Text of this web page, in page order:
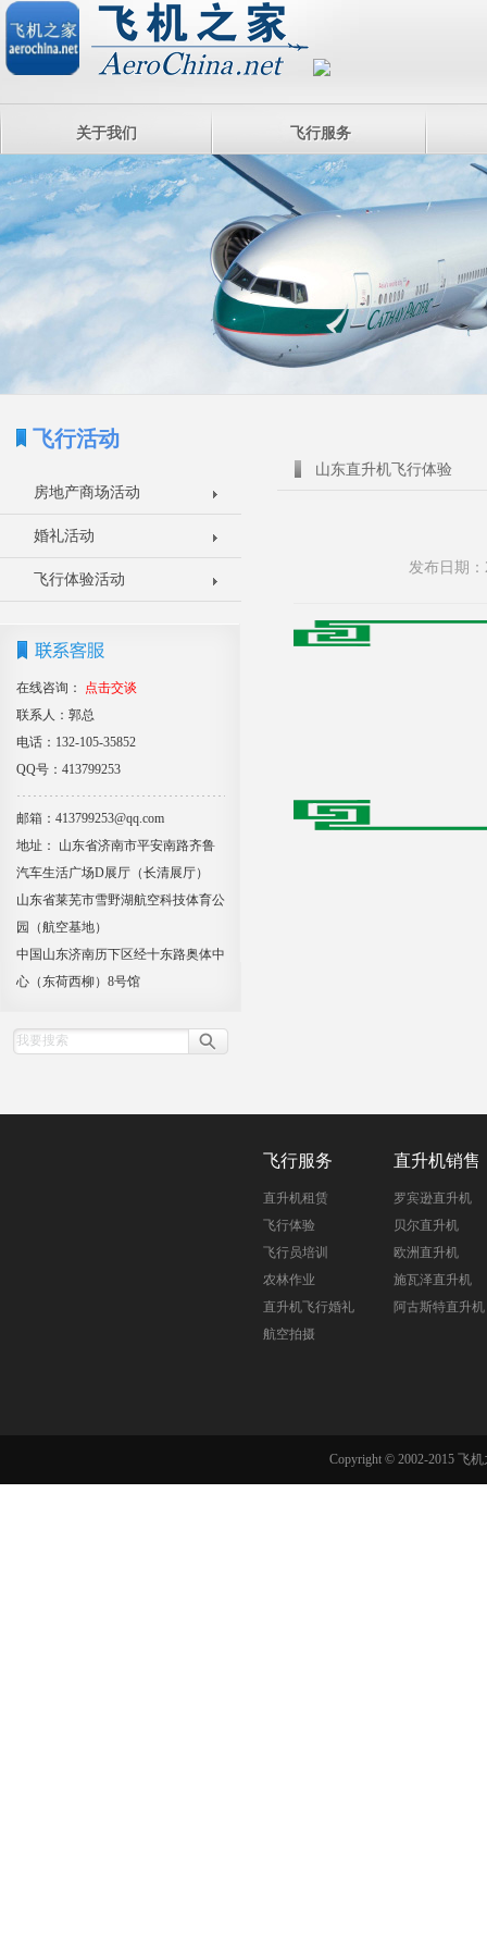
关于我们 飞行服务
飞行活动
房地产商场活动
婚礼活动
飞行体验活动
在线咨询：
点击交谈
联系人：郭总
电话：132-105-35852
QQ号：413799253
邮箱：413799253@qq.com
地址： 山东省济南市平安南路齐鲁
汽车生活广场D展厅（长清展厅）
山东省莱芜市雪野湖航空科技体育公
园（航空基地）
中国山东济南历下区经十东路奥体中
心（东荷西柳）8号馆
山东直升机飞行体验
发布日期
飞行服务
直升机租赁
飞行体验
飞行员培训
农林作业
直升机飞行婚礼
航空拍摄
直升机销售
罗宾逊直升机
贝尔直升机
欧洲直升机
施瓦泽直升机
阿古斯特直升机
Copyright © 2002-2015 飞